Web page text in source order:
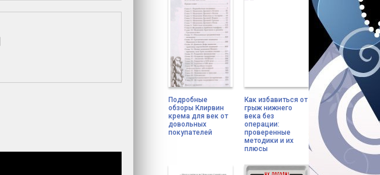
Подробные
обзоры Клирвин
крема для век от
довольных
покупателей
Как избавиться от
грыж нижнего
века без
операции:
проверенные
методики и их
плюсы